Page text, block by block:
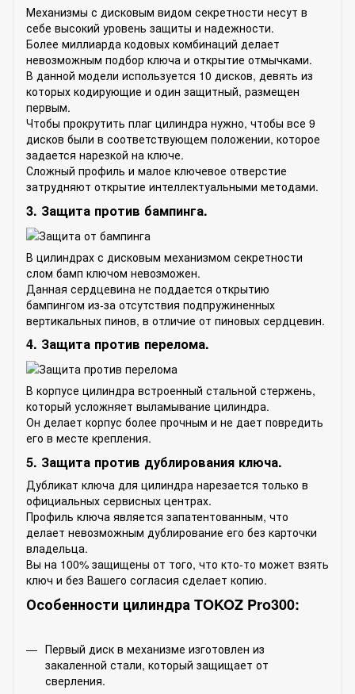
Механизмы с дисковым видом секретности несут в
себе высокий уровень защиты и надежности.
Более миллиарда кодовых комбинаций делает
невозможным подбор ключа и открытие отмычками.
В данной модели используется 10 дисков, девять из
которых кодирующие и один защитный, размещен
первым.
Чтобы прокрутить плаг цилиндра нужно, чтобы все 9
дисков были в соответствующем положении, которое
задается нарезкой на ключе.
Сложный профиль и малое ключевое отверстие
затрудняют открытие интеллектуальными методами.
3. Защита против бампинга.
В цилиндрах с дисковым механизмом секретности
слом бамп ключом невозможен.
Данная сердцевина не поддается открытию
бампингом из-за отсутствия подпружиненных
вертикальных пинов, в отличие от пиновых сердцевин.
4. Защита против перелома.
В корпусе цилиндра встроенный стальной стержень,
который усложняет выламывание цилиндра.
Он делает корпус более прочным и не дает повредить
его в месте крепления.
5. Защита против дублирования ключа.
Дубликат ключа для цилиндра нарезается только в
официальных сервисных центрах.
Профиль ключа является запатентованным, что
делает невозможным дублирование его без карточки
владельца.
Вы на 100% защищены от того, что кто-то может взять
ключ и без Вашего согласия сделает копию.
Особенности цилиндра TOKOZ Pro300:
Первый диск в механизме изготовлен из
закаленной стали, который защищает от
сверления.